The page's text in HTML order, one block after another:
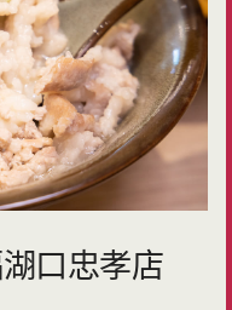
口忠孝店